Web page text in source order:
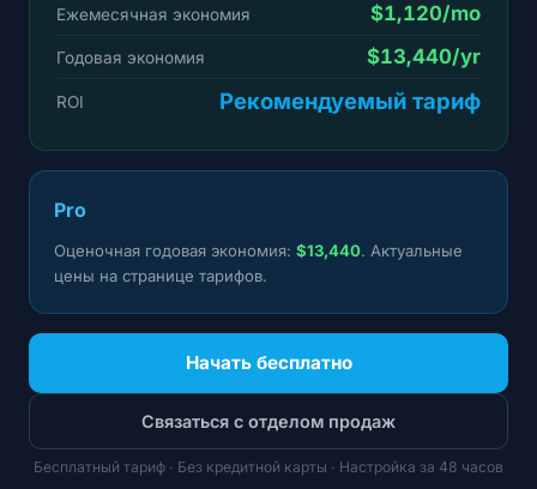
Ежемесячная экономия $1,120/mo
Годовая экономия $13,440/yr
ROI Рекомендуемый тариф
Pro
Оценочная годовая экономия: $13,440. Актуальные
цены на странице тарифов.
Начать бесплатно
Связаться с отделом продаж
Бесплатный тариф · Без кредитной карты · Настройка за 48 часов